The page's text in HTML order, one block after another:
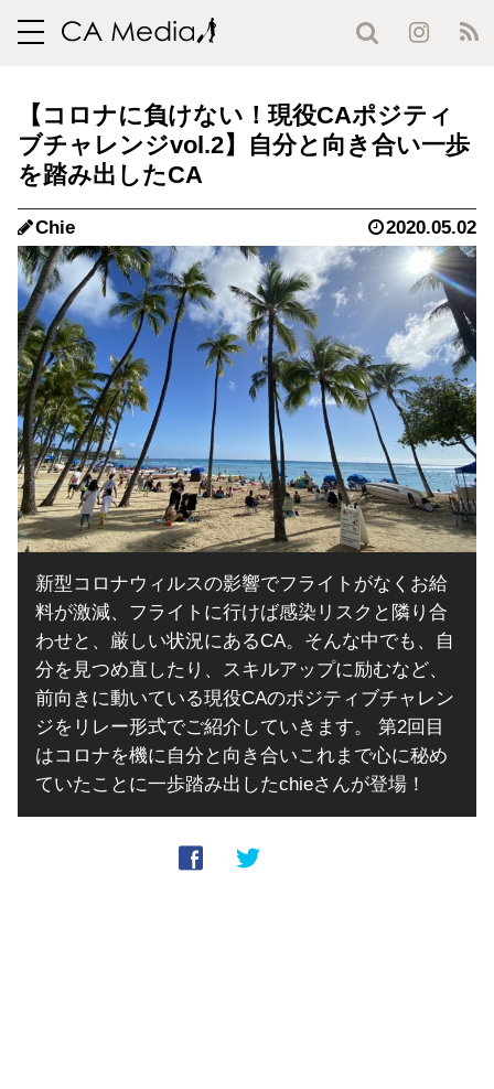
toggle
【コロナに負けない！現役CAポジティ
ブチャレンジvol.2】自分と向き合い一歩
を踏み出したCA
Chie 2020.05.02
新型コロナウィルスの影響でフライトがなくお給
料が激減、フライトに行けば感染リスクと隣り合
わせと、厳しい状況にあるCA。そんな中でも、自
分を見つめ直したり、スキルアップに励むなど、
前向きに動いている現役CAのポジティブチャレン
ジをリレー形式でご紹介していきます。 第2回目
はコロナを機に自分と向き合いこれまで心に秘め
ていたことに一歩踏み出したchieさんが登場！